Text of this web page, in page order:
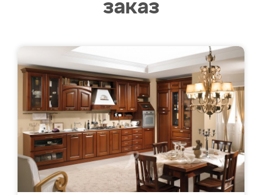
заказ